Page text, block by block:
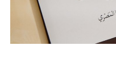
НЕФТЕХИМИЯ
НЕФТЬ
РОЗНИЧНАЯ ТОРГОВЛЯ
ТРАНСПОРТ
НОВОСТИ ТЕХНОЛОГИЙ
IT
МЕРОПРИЯТИЯ
НОВОСТИ МЕРОПРИЯТИЙ
СПОРТ